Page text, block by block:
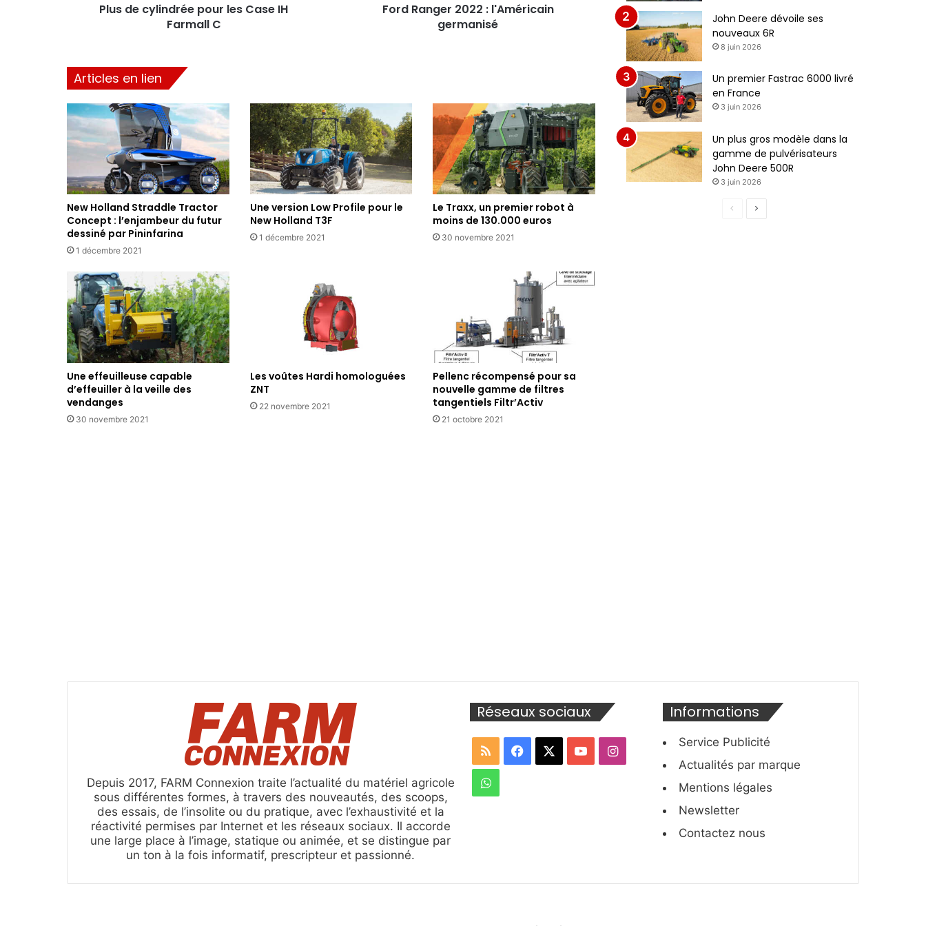
Plus de cylindrée pour les Case IH
Farmall C
Ford Ranger 2022 : l'Américain
germanisé
Articles en lien
New Holland Straddle Tractor
Concept : l’enjambeur du futur
dessiné par Pininfarina
1 décembre 2021
Une version Low Profile pour le
New Holland T3F
1 décembre 2021
Le Traxx, un premier robot à
moins de 130.000 euros
30 novembre 2021
Une effeuilleuse capable
d’effeuiller à la veille des
vendanges
30 novembre 2021
Les voûtes Hardi homologuées
ZNT
22 novembre 2021
Pellenc récompensé pour sa
nouvelle gamme de filtres
tangentiels Filtr’Activ
21 octobre 2021
John Deere dévoile ses
nouveaux 6R
8 juin 2026
Un premier Fastrac 6000 livré
en France
3 juin 2026
Un plus gros modèle dans la
gamme de pulvérisateurs
John Deere 500R
3 juin 2026
Page
Depuis 2017, FARM Connexion traite l’actualité du matériel agricole
sous différentes formes, à travers des nouveautés, des scoops,
des essais, de l’insolite ou du pratique, avec l’exhaustivité et la
réactivité permises par Internet et les réseaux sociaux. Il accorde
une large place à l’image, statique ou animée, et se distingue par
un ton à la fois informatif, prescripteur et passionné.
Réseaux sociaux
RSS Facebook YouTubeInstagram
WhatsApp
Informations
Service Publicité
Actualités par marque
Mentions légales
Newsletter
Contactez nous